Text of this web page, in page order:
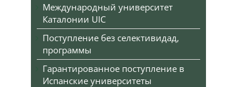
Международный университет
Каталонии UIC
Поступление без селективидад,
программы
Гарантированное поступление в
Испанские университеты